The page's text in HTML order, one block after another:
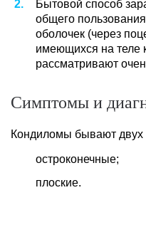
Бытовой способ
общего
оболочек (через
имеющихся на теле
рассматривают
Симптомы и
Кондиломы бывают двух
остроконечные;
плоские.